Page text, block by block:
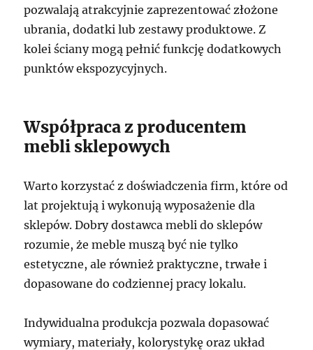
pozwalają atrakcyjnie zaprezentować złożone
ubrania, dodatki lub zestawy produktowe. Z
kolei ściany mogą pełnić funkcję dodatkowych
punktów ekspozycyjnych.
Współpraca z producentem
mebli sklepowych
Warto korzystać z doświadczenia firm, które od
lat projektują i wykonują wyposażenie dla
sklepów. Dobry dostawca mebli do sklepów
rozumie, że meble muszą być nie tylko
estetyczne, ale również praktyczne, trwałe i
dopasowane do codziennej pracy lokalu.
Indywidualna produkcja pozwala dopasować
wymiary, materiały, kolorystykę oraz układ